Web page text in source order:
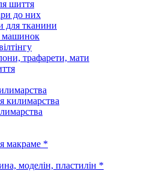
шиття
до них
для тканини
машинок
трафарети, мати
килимарства
макраме *
моделін, пластилін *